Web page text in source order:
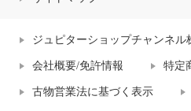
ジュピターショップチャンネル
会社概要/免許情報 特定
古物営業法に基づく表示